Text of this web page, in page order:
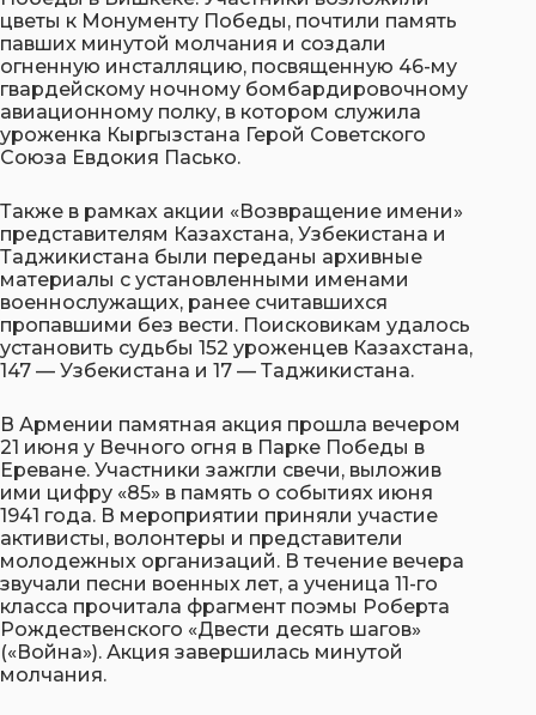
цветы к Монументу Победы, почтили память
павших минутой молчания и создали
огненную инсталляцию, посвященную 46-му
гвардейскому ночному бомбардировочному
авиационному полку, в котором служила
уроженка Кыргызстана Герой Советского
Союза Евдокия Пасько.
Также в рамках акции «Возвращение имени»
представителям Казахстана, Узбекистана и
Таджикистана были переданы архивные
материалы с установленными именами
военнослужащих, ранее считавшихся
пропавшими без вести. Поисковикам удалось
установить судьбы 152 уроженцев Казахстана,
147 — Узбекистана и 17 — Таджикистана.
В Армении памятная акция прошла вечером
21 июня у Вечного огня в Парке Победы в
Ереване. Участники зажгли свечи, выложив
ими цифру «85» в память о событиях июня
1941 года. В мероприятии приняли участие
активисты, волонтеры и представители
молодежных организаций. В течение вечера
звучали песни военных лет, а ученица 11-го
класса прочитала фрагмент поэмы Роберта
Рождественского «Двести десять шагов»
(«Война»). Акция завершилась минутой
молчания.